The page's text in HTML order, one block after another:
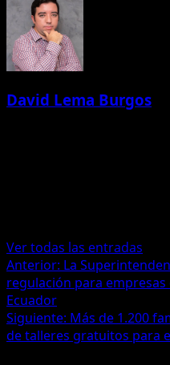
David Lema Burgos
Ver todas las entradas
Navegación
de
entradas
Anterior: La
regulación para
Ecuador
Siguiente: Más de 1.200
de talleres gratuitos para